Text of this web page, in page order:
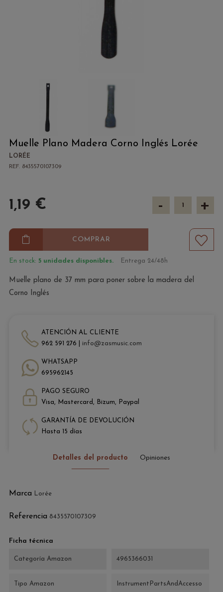
Muelle Plano Madera Corno Inglés Lorée
LORÉE
REF. 8435570107309
1,19 € - +
COMPRAR
En stock: 5 unidades disponibles. Entrega 24/48h
Muelle plano de 37 mm para poner sobre la madera del
Corno Inglés
ATENCIÓN AL CLIENTE
962 591 276 | info@zasmusic.com
WHATSAPP
695962145
PAGO SEGURO
Visa, Mastercard, Bizum, Paypal
GARANTÍA DE DEVOLUCIÓN
Hasta 15 días
Detalles del producto Opiniones
Marca Lorée
Referencia 8435570107309
Ficha técnica
Categoría Amazon 4965366031
Tipo Amazon
InstrumentPartsAndAccesso